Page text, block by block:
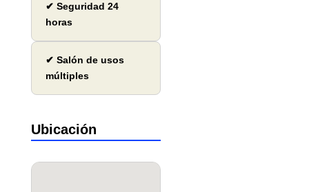
✔ Seguridad 24
horas
✔ Salón de usos
múltiples
Ubicación